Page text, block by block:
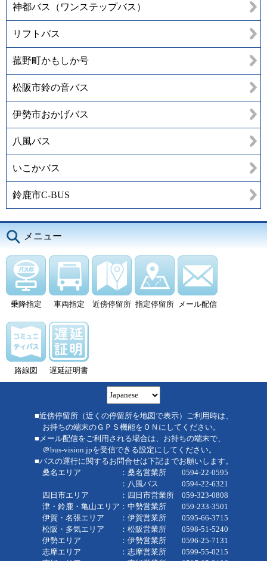
神都バス（ワンステップバス）
リフトバス
菰野町かもしか号
松阪市鈴の音バス
伊勢市おかげバス
八風バス
いこかバス
鈴鹿市C-BUS
メニュー
乗降指定 車両指定 近傍停留所 指定停留所 メール配信
路線図 遅延証明書
■近傍停留所（近くの停留所を地図で表示）ご利用時は、
お持ちの端末のＧＰＳ機能をＯＮにしてください。
■メール配信をご利用される場合は、お持ちの端末で、
＠bus-vision.jpを受信できる設定にしてください。
■バスの運行に関するお問合せは下記までお願いします。
桑名エリア ：桑名営業所 0594-22-0595
：八風バス 0594-22-6321
四日市エリア ：四日市営業所 059-323-0808
津・鈴鹿・亀山エリア：中勢営業所 059-233-3501
伊賀・名張エリア ：伊賀営業所 0595-66-3715
松阪・多気エリア ：松阪営業所 0598-51-5240
伊勢エリア ：伊勢営業所 0596-25-7131
志摩エリア ：志摩営業所 0599-55-0215